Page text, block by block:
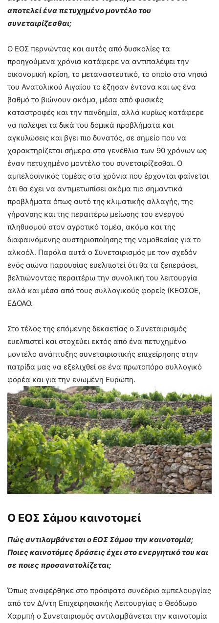
αποτελεί ένα πετυχημένο μοντέλο του
συνεταιρίζεσθαι;
Ο ΕΟΣ περνώντας και αυτός από δυσκολίες τα
προηγούμενα χρόνια κατάφερε να αντιπαλέψει την
οικονομική κρίση, το μεταναστευτικό, το οποίο στα νησιά
του Ανατολικού Αιγαίου το έζησαν έντονα και ως ένα
βαθμό το βιώνουν ακόμα, μέσα από φυσικές
καταστροφές και την πανδημία, αλλά κυρίως κατάφερε
να παλέψει τα δικά του δομικά προβλήματα και
αγκυλώσεις και βγει πιο δυνατός, σε σημείο που να
χαρακτηρίζεται σήμερα στα γενέθλια των 90 χρόνων ως
έναν πετυχημένο μοντέλο του συνεταιρίζεσθαι. Ο
αμπελοοινικός τομέας στα χρόνια που έρχονται φαίνεται
ότι θα έχει να αντιμετωπίσει ακόμα πιο σημαντικά
προβλήματα όπως αυτό της κλιματικής αλλαγής, της
γήρανσης και της περαιτέρω μείωσης του ενεργού
πληθυσμού στον αγροτικό τομέα, ακόμα και της
διαφαινόμενης αυστηριοποίησης της νομοθεσίας για το
αλκοόλ. Παρόλα αυτά ο Συνεταιρισμός με τον σχεδόν
ενός αιώνα παρουσίας ευελπιστεί ότι θα τα ξεπεράσει,
βελτιώνοντας περαιτέρω την συνολική του λειτουργία
αλλά και μέσα από τους συλλογικούς φορείς (ΚΕΟΣΟΕ,
ΕΔΟΑΟ.
Στο τέλος της επόμενης δεκαετίας ο Συνεταιρισμός
ευελπιστεί και στοχεύει εκτός από ένα πετυχημένο
μοντέλο ανάπτυξης συνεταιριστικής επιχείρησης στην
πατρίδα μας να εξελιχθεί σε ένα πρωτοπόρο συλλογικό
φορέα και για την ενωμένη Ευρώπη.
Ο ΕΟΣ Σάμου καινοτομεί
Πώς αντιλαμβάνεται ο ΕΟΣ Σάμου την καινοτομία;
Ποιες καινοτόμες δράσεις έχει στο ενεργητικό του και
σε ποιες προσανατολίζεται;
Όπως αναφέρθηκε στο πρόσφατο συνέδριο αμπελουργίας
από τον Δ/ντη Επιχειρησιακής Λειτουργίας ο Θεόδωρο
Χαρμπή ο Συνεταιρισμός αντιλαμβάνεται την καινοτομία